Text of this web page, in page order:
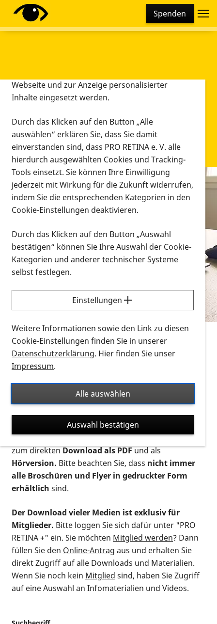
Spenden
Infomaterial
Infomaterial
Vorlesen
Alle Infomaterialien in verschiedenen
Formaten an einem Ort
Sie möchten wissen, wie Sie nach Infonmaterial
suchen und dieses bestellen bzw. herunterladen
können? Schauen Sie sich dieErklärvideos zum
Thema Infomaterial auf der PRO RETINA-Website
für blinde und sehbehinderte Menschen an.
Auf dieser Seite finden Sie sämtliches Infomaterial
Ort. Nutzen Sie den Formatfilter, um ausschließlich
nach Flyern und Broschüren, Audios oder Videos zu
suchen. Die meisten Flyer und Broschüren werden in
verschiedenen Formaten angeboten: zur
postalischen Bestellung als gedruckte Variante
zum direktenDownload als PDFund als
Hörversion. Bitte beachten Sie, dass nicht immer
alle Broschüren und Flyer in gedruckter Form
erhältlich sind.
Der Download vieler Medien ist exklusiv für
Mitglieder. Bitte loggen Sie sich dafür unter "PRO
RETINA +" ein. Sie möchten Mitglied werden? Dann
füllen Sie den Online-Antrag aus und erhalten Sie
direkt Zugriff auf alle Downloads und Materialien.
Wenn Sie noch kein Mitglied sind, haben Sie Zugriff
auf eine Auswahl an Infomaterialien und Videos.
Diese Webseite setzt verschiedene Cookies und
Tracking-Tools ein. Dies beinhaltet Cookies und
Webseite und zur Anzeige personalisierter
Inhalte eingesetzt werden.
Durch das Klicken auf den Button „Alle
auswählen“ erklären Sie, dass Sie damit
einverstanden sind, dass PRO RETINA e. V. alle
hierdurch ausgewählten Cookies und Tracking-
Tools einsetzt. Sie können Ihre Einwilligung
jederzeit mit Wirkung für die Zukunft widerrufen,
indem Sie die entsprechenden Kategorien in den
Cookie-Einstellungen deaktivieren.
Durch das Klicken auf den Button „Auswahl
bestätigen“ können Sie Ihre Auswahl der Cookie-
Kategorien und anderer technischer Systeme
selbst festlegen.
Einstellungen
Weitere Informationen sowie den Link zu diesen
Cookie-Einstellungen finden Sie in unserer
Datenschutzerklärung. Hier finden Sie unser
Impressum.
Alle auswählen
Auswahl bestätigen